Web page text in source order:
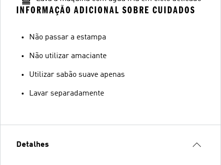
INFORMAÇÃO ADICIONAL SOBRE CUIDADOS
Não passar a estampa
Não utilizar amaciante
Utilizar sabão suave apenas
Lavar separadamente
Detalhes